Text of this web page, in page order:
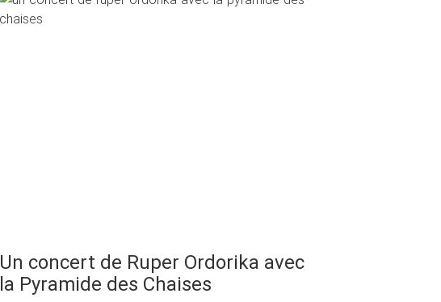
Un concert de Ruper Ordorika avec
la Pyramide des Chaises